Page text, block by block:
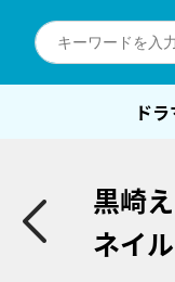
ド
黒崎
ネイル